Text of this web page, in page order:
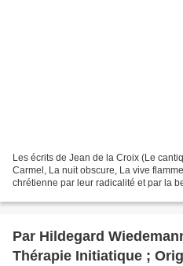
Les écrits de Jean de la Croix (Le
Carmel, La nuit obscure, La vive
chrétienne par leur radicalité et par la
Par Hildegard
Thérapie Initiatique ;